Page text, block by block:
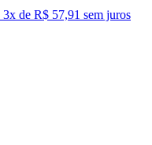
3x de R$ 57,91 sem juros